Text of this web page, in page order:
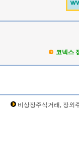
코넥스
비상장주식거래, 장외